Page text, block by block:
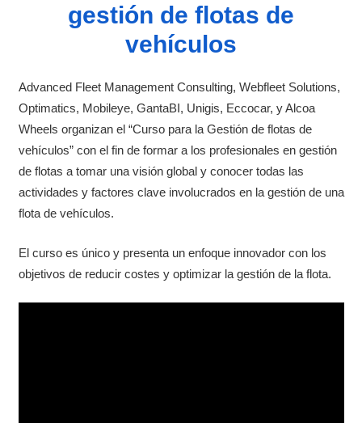
gestión de flotas de
vehículos
Advanced Fleet Management Consulting, Webfleet Solutions,
Optimatics, Mobileye, GantaBI, Unigis, Eccocar, y Alcoa
Wheels organizan el “Curso para la Gestión de flotas de
vehículos” con el fin de formar a los profesionales en gestión
de flotas a tomar una visión global y conocer todas las
actividades y factores clave involucrados en la gestión de una
flota de vehículos.
El curso es único y presenta un enfoque innovador con los
objetivos de reducir costes y optimizar la gestión de la flota.